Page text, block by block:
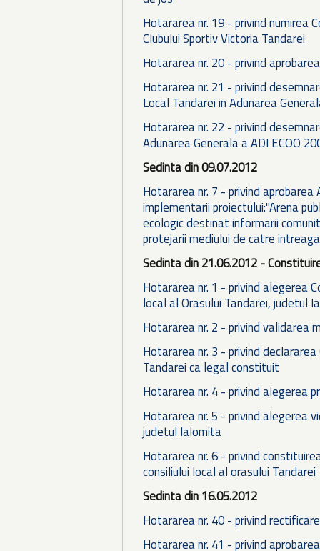
Hotararea nr. 19 - privind numirea
Clubului Sportiv Victoria Tandarei
Hotararea nr. 20 - privind
Hotararea nr. 21 - privind
Local Tandarei in Adunarea
Hotararea nr. 22 - privind
Adunarea Generala a ADI ECOO
Sedinta din 09.07.2012
Hotararea nr. 7 - privind
implementarii proiectului:"Arena
ecologic destinat informarii
protejarii mediului de catre
Sedinta din 21.06.2012 -
Hotararea nr. 1 - privind alegerea
local al Orasului Tandarei, judetul
Hotararea nr. 2 - privind validarea
Hotararea nr. 3 - privind
Tandarei ca legal constituit
Hotararea nr. 4 - privind alegerea
Hotararea nr. 5 - privind alegerea
judetul Ialomita
Hotararea nr. 6 - privind
consiliului local al orasului Tandarei
Sedinta din 16.05.2012
Hotararea nr. 40 - privind
Hotararea nr. 41 - privind